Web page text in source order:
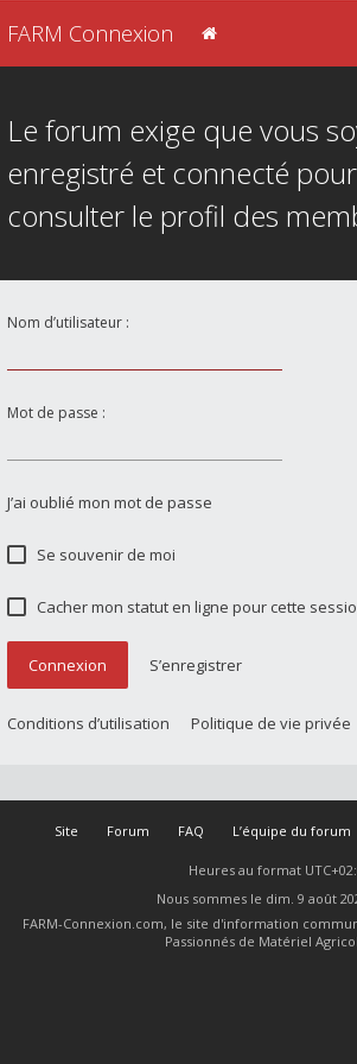
FARM Connexion
Le forum exige que vous
enregistré et connecté
consulter le profil des
Nom d’utilisateur :
Mot de passe :
J’ai oublié mon mot de passe
Se souvenir de moi
Cacher mon statut en ligne pour cette
Connexion S’enregistrer
Conditions d’utilisation Politique de vie privée
Site Forum FAQ L’équipe du forum
Heures au format
Nous sommes le dim. 9 août
FARM-Connexion.com, le site d'information
Passionnés de Matériel